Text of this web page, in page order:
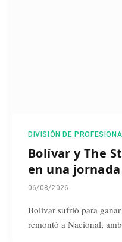
DIVISIÓN DE
Bolívar y The
en una
06/08/2026
Bolívar sufrió para
remontó a Nacional,